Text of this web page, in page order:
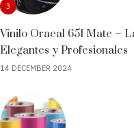
3
Vinilo Oracal 651 Mate –
Elegantes y Profesionales
14 DECEMBER 2024